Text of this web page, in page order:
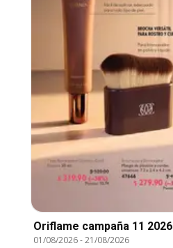
Oriflame campaña 11 2026
01/08/2026-21/08/2026